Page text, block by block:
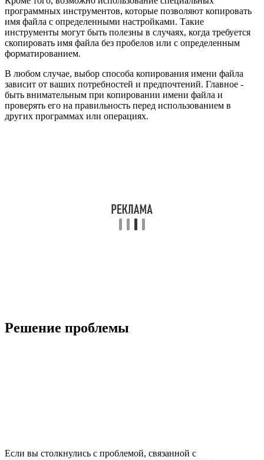
программных инструментов, которые позволяют копировать
имя файла с определенными настройками. Такие
инструменты могут быть полезны в случаях, когда требуется
скопировать имя файла без пробелов или с определенным
форматированием.
В любом случае, выбор способа копирования имени файла
зависит от ваших потребностей и предпочтений. Главное -
быть внимательным при копировании имени файла и
проверять его на правильность перед использованием в
других программах или операциях.
Решение проблемы
Если вы столкнулись с проблемой, связанной с